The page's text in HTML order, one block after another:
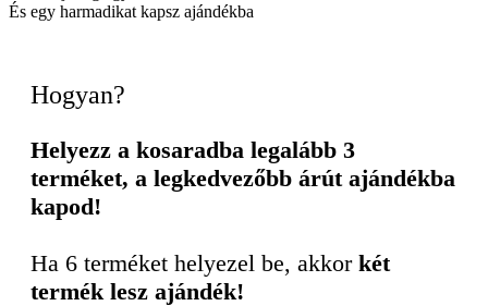
És egy harmadikat kapsz ajándékba
Hogyan?
Helyezz a kosaradba legalább 3
terméket, a legkedvezőbb árút ajándékba
kapod!
Ha 6 terméket helyezel be, akkor két
termék lesz ajándék!